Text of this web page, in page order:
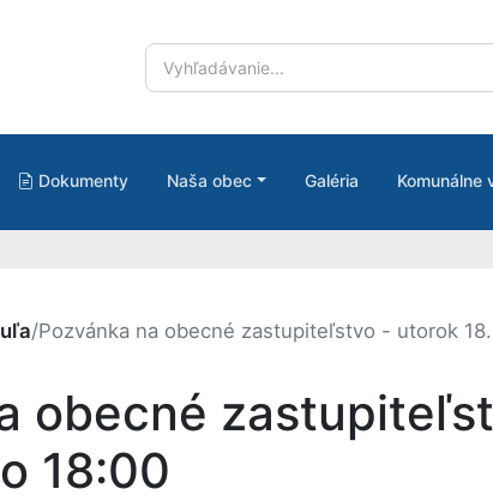
Dokumenty Naša obec Galéria
/Pozvánka na obecné zastupiteľstvo - utorok
obecné
18:00